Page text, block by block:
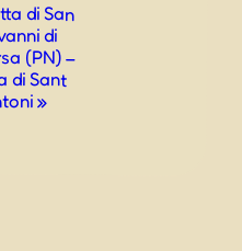
di San
di
(PN) –
di Sant
»